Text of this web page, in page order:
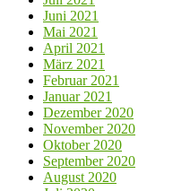
Juni 2021
Mai 2021
April 2021
März 2021
Februar 2021
Januar 2021
Dezember 2020
November 2020
Oktober 2020
September 2020
August 2020